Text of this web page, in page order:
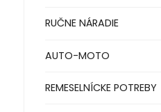
RUČNE NÁRADIE
AUTO-MOTO
REMESELNÍCKE POTREBY